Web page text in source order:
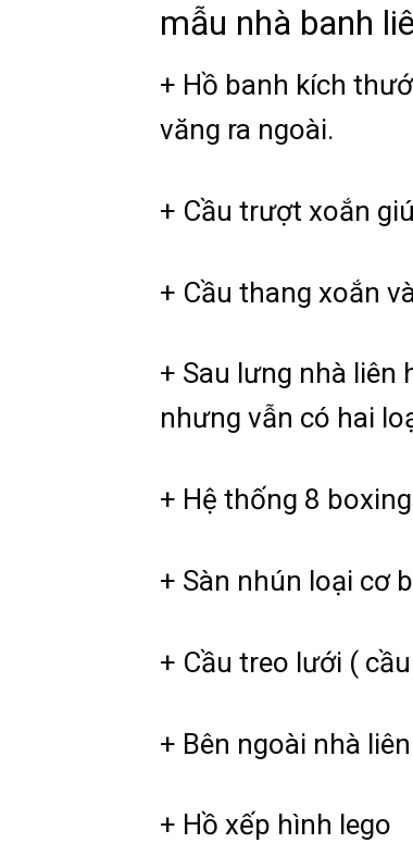
mẫu nhà banh
+ Hồ banh kích
văng ra ngoài.
+ Cầu trượt xoắn
+ Cầu thang xoắn
+ Sau lưng nhà liên
nhưng vẫn có hai
+ Hệ thống 8
+ Sàn nhún loại cơ
+ Cầu treo lưới (
+ Bên ngoài nhà
+ Hồ xếp hình lego